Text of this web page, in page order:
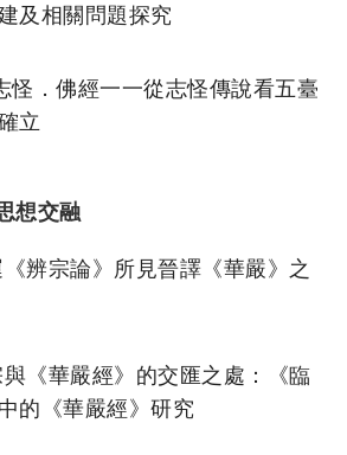
及相關問題探究
．佛經一一從志怪傳說看五臺
立
想交融
辨宗論》所見晉譯《華嚴》之
《華嚴經》的交匯之處：《臨
的《華嚴經》研究